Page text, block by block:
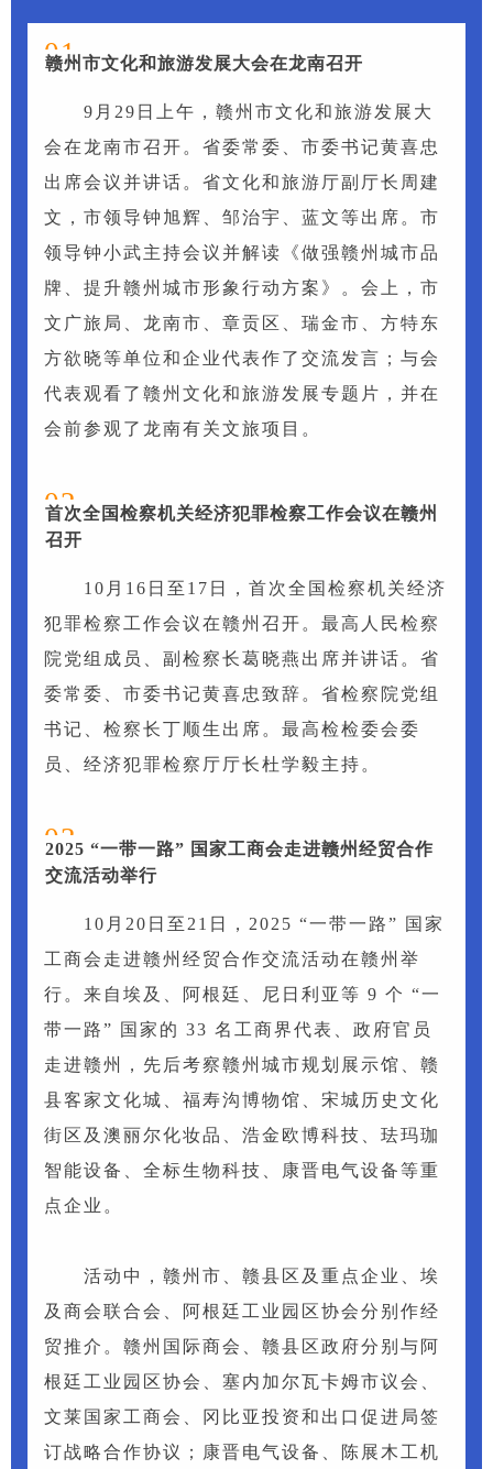
01
赣州市文化和旅游发展大会在龙南召开
9月29日上午，赣州市文化和旅游发展大
会在龙南市召开。省委常委、市委书记黄喜忠
出席会议并讲话。省文化和旅游厅副厅长周建
文，市领导钟旭辉、邹治宇、蓝文等出席。市
领导钟小武主持会议并解读《做强赣州城市品
牌、提升赣州城市形象行动方案》。会上，市
文广旅局、龙南市、章贡区、瑞金市、方特东
方欲晓等单位和企业代表作了交流发言；与会
代表观看了赣州文化和旅游发展专题片，并在
会前参观了龙南有关文旅项目。
02
首次全国检察机关经济犯罪检察工作会议在赣州
召开
10月16日至17日，首次全国检察机关经济
犯罪检察工作会议在赣州召开。最高人民检察
院党组成员、副检察长葛晓燕出席并讲话。省
委常委、市委书记黄喜忠致辞。省检察院党组
书记、检察长丁顺生出席。最高检检委会委
员、经济犯罪检察厅厅长杜学毅主持。
03
2025 “一带一路” 国家工商会走进赣州经贸合作
交流活动举行
10月20日至21日，2025 “一带一路” 国家
工商会走进赣州经贸合作交流活动在赣州举
行。来自埃及、阿根廷、尼日利亚等 9 个 “一
带一路” 国家的 33 名工商界代表、政府官员
走进赣州，先后考察赣州城市规划展示馆、赣
县客家文化城、福寿沟博物馆、宋城历史文化
街区及澳丽尔化妆品、浩金欧博科技、珐玛珈
智能设备、全标生物科技、康晋电气设备等重
点企业。
活动中，赣州市、赣县区及重点企业、埃
及商会联合会、阿根廷工业园区协会分别作经
贸推介。赣州国际商会、赣县区政府分别与阿
根廷工业园区协会、塞内加尔瓦卡姆市议会、
文莱国家工商会、冈比亚投资和出口促进局签
订战略合作协议；康晋电气设备、陈展木工机